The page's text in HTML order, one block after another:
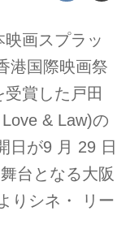
映画スプラッ
港国際映画祭
賞した戸田
& Law)の
日が9 月 29 日
台となる大阪
りシネ・ リー